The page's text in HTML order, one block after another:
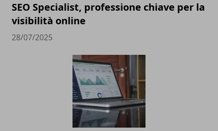
SEO Specialist, professione chiave per la
visibilità online
28/07/2025